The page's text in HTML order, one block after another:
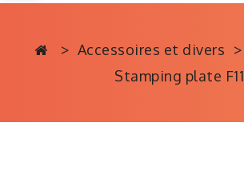
Accessoires et divers
Stamping plate F11